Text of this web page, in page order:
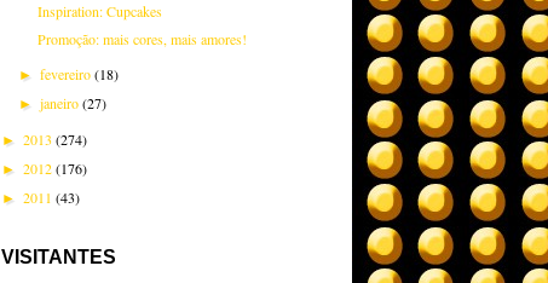
Inspiration: Cupcakes
Promoção: mais cores, mais amores!
►fevereiro(18)
►janeiro(27)
► 2013 (274)
► 2012(176)
► 2011 (43)
VISITANTES